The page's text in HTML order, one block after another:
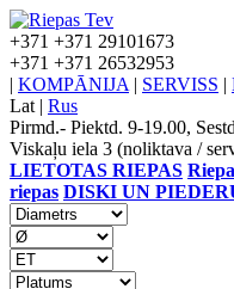
+371 +371 29101673
+371 +371 26532953
| KOMPĀNIJA | SERVISS |
Lat | Rus
Pirmd.- Piektd. 9-19.00,
Viskaļu iela 3 (noliktava /
LIETOTAS RIEPAS
riepas DISKI UN